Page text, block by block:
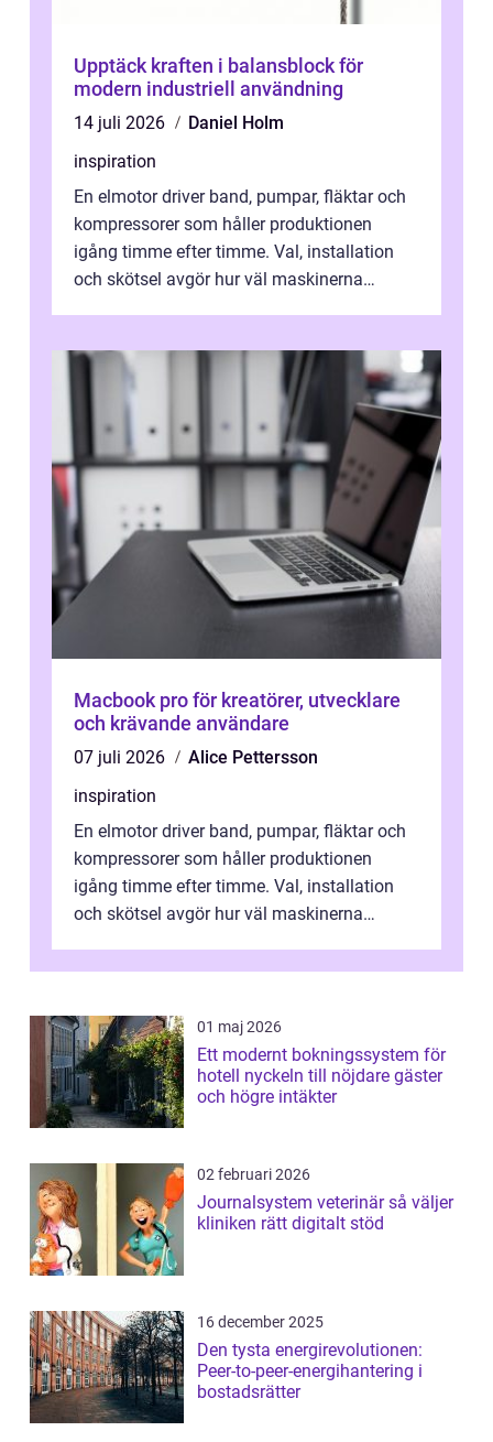
Upptäck kraften i balansblock för
modern industriell användning
14 juli 2026
Daniel Holm
inspiration
En elmotor driver band, pumpar, fläktar och
kompressorer som håller produktionen
igång timme efter timme. Val, installation
och skötsel avgör hur väl maskinerna
Macbook pro för kreatörer, utvecklare
och krävande användare
07 juli 2026
Alice Pettersson
inspiration
En elmotor driver band, pumpar, fläktar och
kompressorer som håller produktionen
igång timme efter timme. Val, installation
och skötsel avgör hur väl maskinerna
01 maj 2026
Ett modernt bokningssystem för
hotell nyckeln till nöjdare gäster
och högre intäkter
02 februari 2026
Journalsystem veterinär så väljer
kliniken rätt digitalt stöd
16 december 2025
Den tysta energirevolutionen:
Peer-to-peer-energihantering i
bostadsrätter